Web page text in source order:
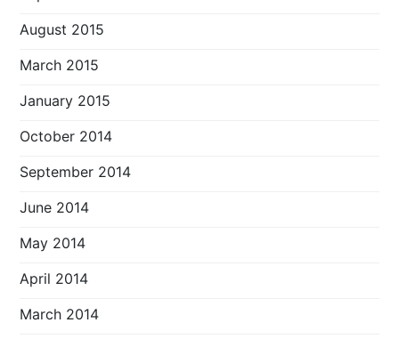
August 2015
March 2015
January 2015
October 2014
September 2014
June 2014
May 2014
April 2014
March 2014